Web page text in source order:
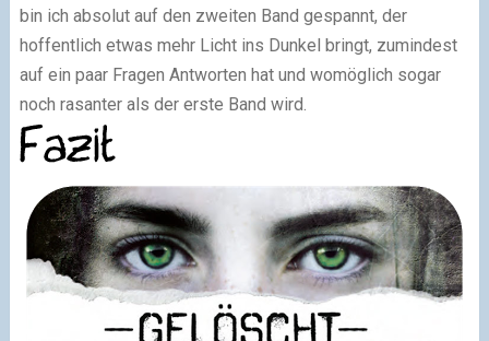
bin ich absolut auf den zweiten Band gespannt, der
hoffentlich etwas mehr Licht ins Dunkel bringt, zumindest
auf ein paar Fragen Antworten hat und womöglich sogar
noch rasanter als der erste Band wird.